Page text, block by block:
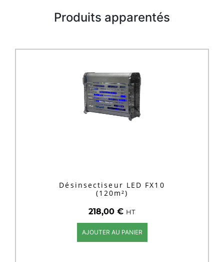
Produits apparentés
Désinsectiseur LED FX10
(120m²)
218,00€ HT
AJOUTER AU PANIER